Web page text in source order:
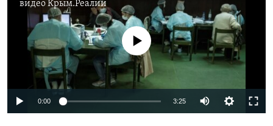
видеоКрым.Реалии
No media source currently available
0:00 3:25